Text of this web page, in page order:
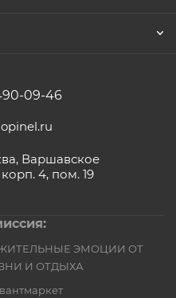
09-46
Варшавское
4, пом. 19
ЭМОЦИИ ОТ
И ОТДЫХА